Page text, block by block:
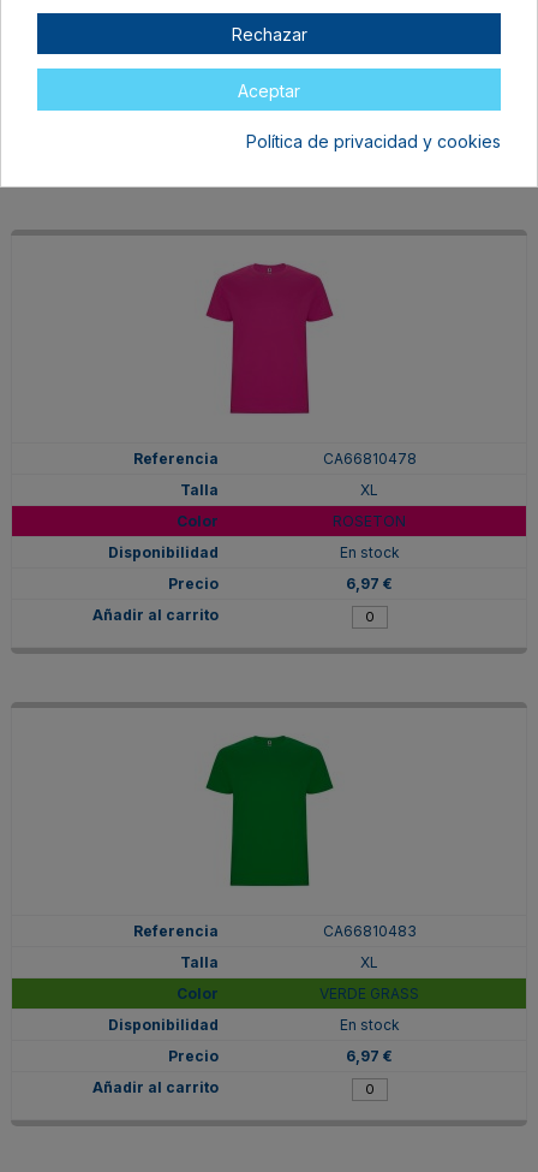
XL
6,97 €
CA66810478
XL
ROSETON
En stock
6,97 €
CA66810483
XL
VERDE GRASS
En stock
6,97 €
Rechazar
Aceptar
Política de privacidad y cookies